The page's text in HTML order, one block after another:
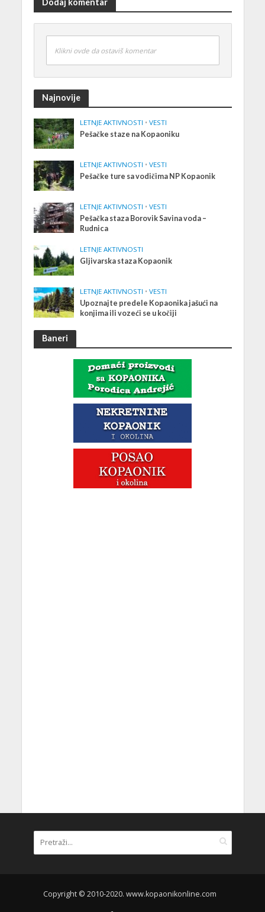
Klikni ovde da ostaviš komentar
Najnovije
LETNJE AKTIVNOSTI • VESTI
Pešačke staze na Kopaoniku
LETNJE AKTIVNOSTI • VESTI
Pešačke ture sa vodičima NP Kopaonik
LETNJE AKTIVNOSTI • VESTI
Pešačka staza Borovik Savina voda –
Rudnica
LETNJE AKTIVNOSTI
Gljivarska staza Kopaonik
LETNJE AKTIVNOSTI • VESTI
Upoznajte predele Kopaonika jašući na
konjima ili vozeći se u kočiji
Baneri
Copyright © 2010-2020. www.kopaonikonline.com